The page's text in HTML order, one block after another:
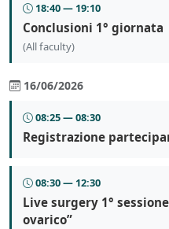
18:40 — 19:10
Conclusioni 1° giornata
(All faculty)
16/06/2026
08:25 — 08:30
Registrazione
08:30 — 12:30
Live surgery 1°
ovarico”